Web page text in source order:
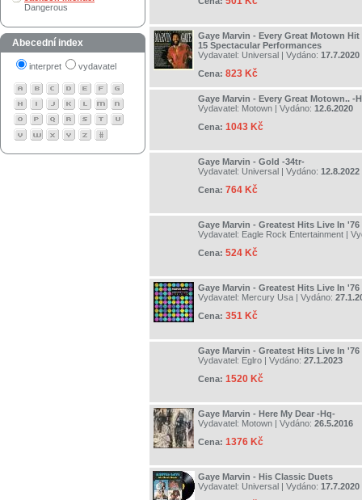
Dangerous
Abecední index
interpret vydavatel
Gaye Marvin - Every Great Motown
15 Spectacular Performances
Vydavatel: Universal | Vydáno: 17.7.2020
Cena: 823 Kč
Gaye Marvin - Every Great Motown.. -
Vydavatel: Motown | Vydáno: 12.6.2020
Cena: 1043 Kč
Gaye Marvin - Gold -34tr-
Vydavatel: Universal | Vydáno: 12.8.2022
Cena: 764 Kč
Gaye Marvin - Greatest Hits Live In '76
Vydavatel: Eagle Rock Entertainment |
Cena: 524 Kč
Gaye Marvin - Greatest Hits Live In '76
Vydavatel: Mercury Usa | Vydáno:
Cena: 351 Kč
Gaye Marvin - Greatest Hits Live In '76
Vydavatel: Eglro | Vydáno: 27.1.2023
Cena: 1520 Kč
Gaye Marvin - Here My Dear -Hq-
Vydavatel: Motown | Vydáno: 26.5.2016
Cena: 1376 Kč
Gaye Marvin - His Classic Duets
Vydavatel: Universal | Vydáno: 17.7.2020